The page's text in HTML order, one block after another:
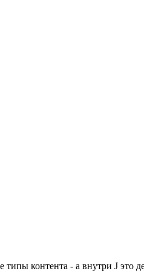
типы контента - а внутри J